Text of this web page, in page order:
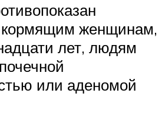
женщинам,
лет, людям
или аденомой